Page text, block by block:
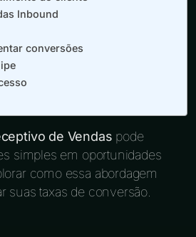
Inbound
conversões
de Vendas pode
simples em oportunidades
como essa abordagem
suas taxas de conversão.